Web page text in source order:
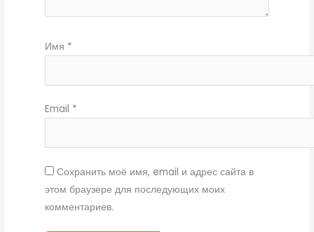
Имя *
Email *
Сохранить моё имя, email и адрес сайта в
этом браузере для последующих моих
комментариев.